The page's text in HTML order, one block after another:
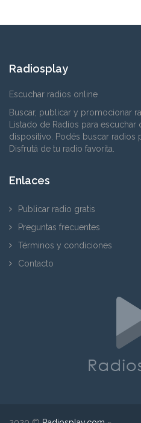
Radiosplay
Escuchar radios online
Buscar, publicar y promocionar
Listado de Radios para
dispositivo. Podés buscar radios
Disfrutá de tu radio favorita.
Enlaces
Publicar radio gratis
Preguntas frecuentes
Términos y condiciones
Contacto